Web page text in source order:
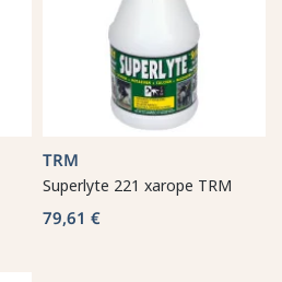
TRM
Superlyte 221 xarope TRM
79,61 €